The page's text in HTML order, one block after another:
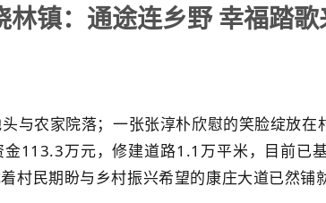
林镇：通途连乡野 幸福踏歌
与农家院落；一张张淳朴欣慰的笑脸绽放
113.3万元，修建道路1.1万平米，目前已
村民期盼与乡村振兴希望的康庄大道已然铺就